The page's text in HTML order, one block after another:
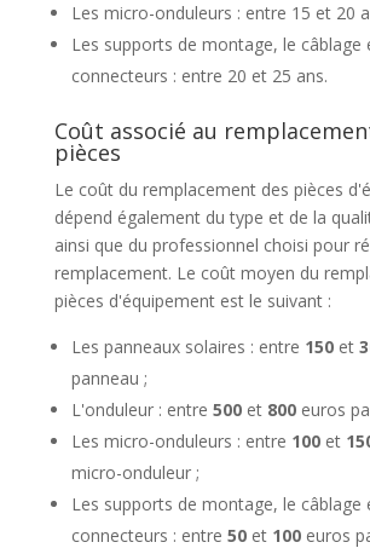
Les micro-onduleurs : entre 15 et 20
Les supports de montage, le câblage
connecteurs : entre 20 et 25 ans.
Coût associé au
pièces
Le coût du remplacement des pièces
dépend également du type et de la
ainsi que du professionnel choisi pour
remplacement. Le coût moyen du
pièces d'équipement est le suivant :
Les panneaux solaires : entre 150et
panneau ;
L'onduleur : entre 500et 800euros
Les micro-onduleurs : entre 100et
micro-onduleur ;
Les supports de montage, le câblage
connecteurs : entre 50et 100euros